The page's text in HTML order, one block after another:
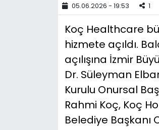
05.06.2026 - 19:53 1
Koç Healthcare
hizmete açıldı.
açılışına İzmir
Dr. Süleyman
Kurulu Onursal
Rahmi Koç, Koç
Belediye Başkanı
YEREL YÖNETİMLER